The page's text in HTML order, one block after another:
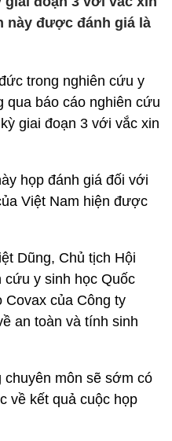
này được đánh giá là
trong nghiên cứu y
qua báo cáo nghiên cứu
giai đoạn 3 với vắc xin
họp đánh giá đối với
Việt Nam hiện được
Dũng, Chủ tịch Hội
cứu y sinh học Quốc
Covax của Công ty
an toàn và tính sinh
chuyên môn sẽ sớm có
về kết quả cuộc họp